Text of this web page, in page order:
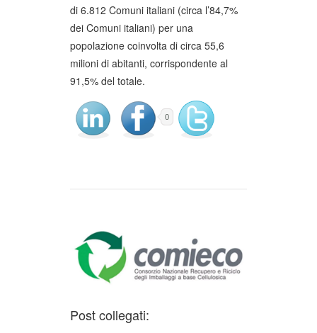
di 6.812 Comuni italiani (circa l’84,7%
dei Comuni italiani) per una
popolazione coinvolta di circa 55,6
milioni di abitanti, corrispondente al
91,5% del totale.
0
Post collegati: